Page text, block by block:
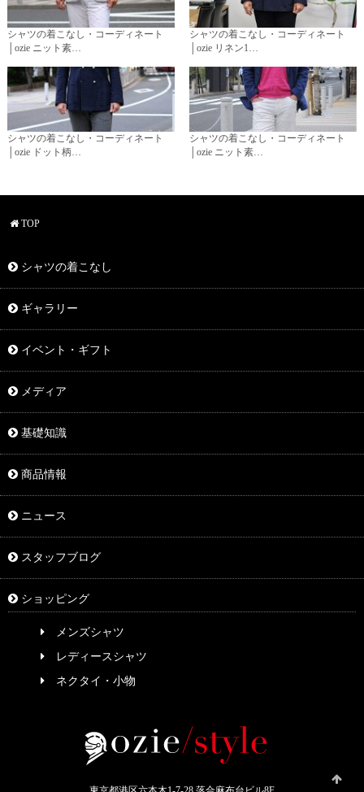
シャツの着こなし・コーディネート
│ozie ニット素…
シャツの着こなし・コーディネート
│ozie リネン1…
シャツの着こなし・コーディネート
│ozie ドット柄…
シャツの着こなし・コーディネート
│ozie ニット素…
TOP
シャツの着こなし
ギャラリー
イベント・ギフト
メディア
基礎知識
商品情報
ニュース
スタッフブログ
ショッピング
メンズシャツ
レディースシャツ
ネクタイ・小物